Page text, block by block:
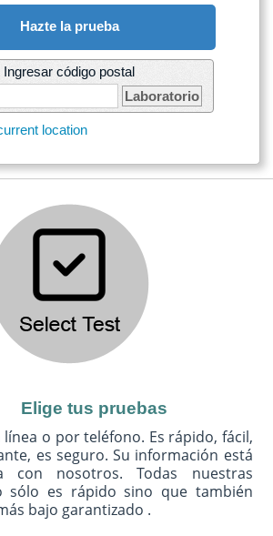
Hazte la prueba
Ingresar código postal
Laboratorio
location
Elige tus pruebas
línea o por teléfono. Es rápido, fácil,
es seguro. Su información está
con nosotros. Todas nuestras
sólo es rápido sino que también
bajo garantizado .